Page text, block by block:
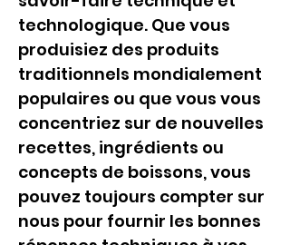
technologique. Que vous
produisiez des produits
traditionnels mondialement
populaires ou que vous vous
concentriez sur de nouvelles
recettes, ingrédients ou
concepts de boissons, vous
pouvez toujours compter sur
nous pour fournir les bonnes